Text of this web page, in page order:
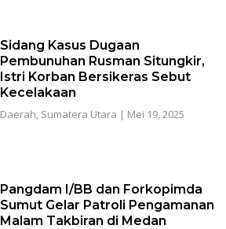
Sidang Kasus Dugaan
Pembunuhan Rusman Situngkir,
Istri Korban Bersikeras Sebut
Kecelakaan
Daerah, Sumatera Utara | Mei 19, 2025
Pangdam I/BB dan Forkopimda
Sumut Gelar Patroli Pengamanan
Malam Takbiran di Medan